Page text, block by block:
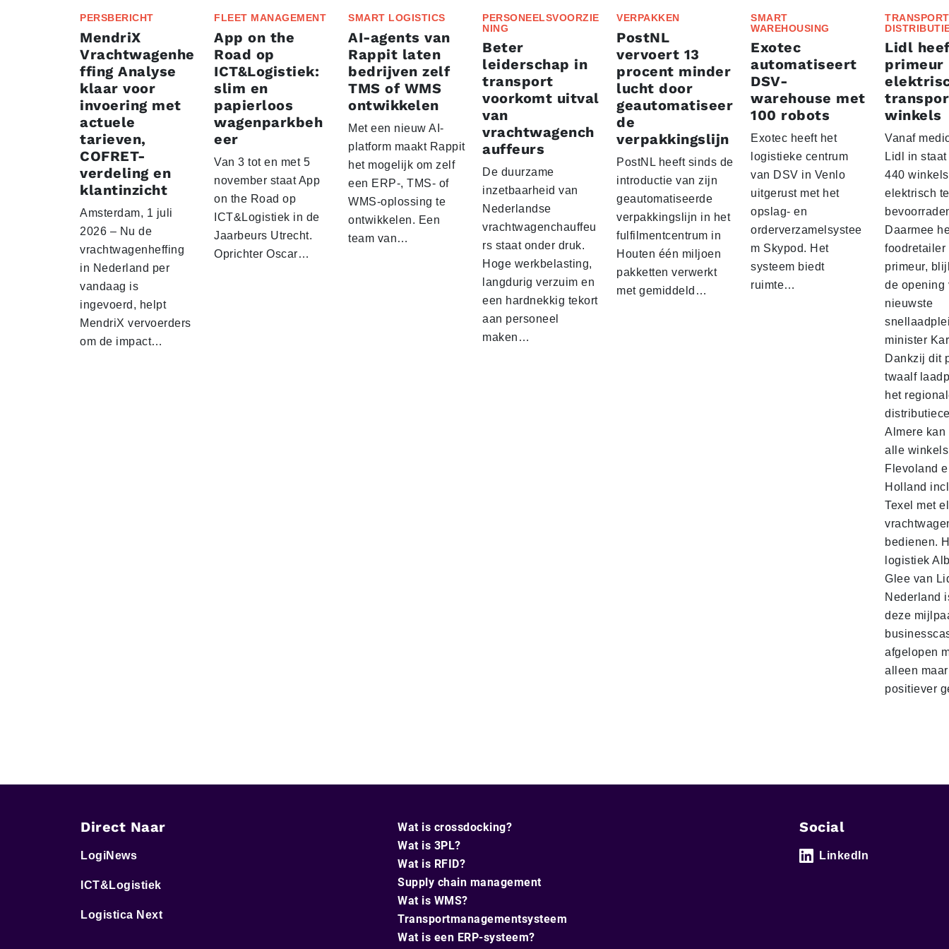
PERSBERICHT
MendriX
Vrachtwagenhe
ffing Analyse
klaar voor
invoering met
actuele
tarieven,
COFRET-
verdeling en
klantinzicht
Amsterdam, 1 juli
2026 – Nu de
vrachtwagenheffing
in Nederland per
vandaag is
ingevoerd, helpt
MendriX vervoerders
om de impact…
FLEET MANAGEMENT
App on the
Road op
ICT&Logistiek:
slim en
papierloos
wagenparkbeh
eer
Van 3 tot en met 5
november staat App
on the Road op
ICT&Logistiek in de
Jaarbeurs Utrecht.
Oprichter Oscar…
SMART LOGISTICS
AI-agents van
Rappit laten
bedrijven zelf
TMS of WMS
ontwikkelen
Met een nieuw AI-
platform maakt Rappit
het mogelijk om zelf
een ERP-, TMS- of
WMS-oplossing te
ontwikkelen. Een
team van…
PERSONEELSVOORZIE
NING
Beter
leiderschap in
transport
voorkomt uitval
van
vrachtwagench
auffeurs
De duurzame
inzetbaarheid van
Nederlandse
vrachtwagenchauffeu
rs staat onder druk.
Hoge werkbelasting,
langdurig verzuim en
een hardnekkig tekort
aan personeel
maken…
VERPAKKEN
PostNL
vervoert 13
procent minder
lucht door
geautomatiseer
de
verpakkingslijn
PostNL heeft sinds de
introductie van zijn
geautomatiseerde
verpakkingslijn in het
fulfilmentcentrum in
Houten één miljoen
pakketten verwerkt
met gemiddeld…
SMART
WAREHOUSING
Exotec
automatiseert
DSV-
warehouse met
100 robots
Exotec heeft het
logistieke centrum
van DSV in Venlo
uitgerust met het
opslag- en
orderverzamelsystee
m Skypod. Het
systeem biedt
ruimte…
Lidl
primeur
winkels
Vanaf
Lidl in
440 winkels
elektrisch te
Daarmee
foodretailer
primeur,
de opening
nieuwste
minister
Dankzij dit
twaalf
het
Almere
alle
Flevoland
Holland
Texel met
bedienen.
logistiek
Glee van
Nederland
deze
afgelopen
alleen maar
positiever
Direct Naar
LogiNews
ICT&Logistiek
Logistica Next
Wat is crossdocking?
Wat is 3PL?
Wat is RFID?
Supply chain management
Wat is WMS?
Transportmanagementsysteem
Wat is een ERP-systeem?
Social
LinkedIn